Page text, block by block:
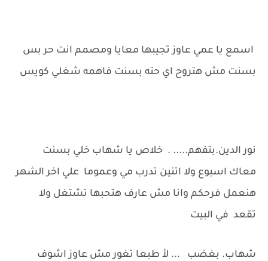
اسمع يا عمي عاوز تجيبها معايا ومصمم انت حر بس
بسنت مش هتروح اي حته بسنت فاهمه شغلي كويس
نور الدين.بتفهم..... . خلاص يا شهاب خلي بسنت
معاك اسبوع ولا اتنين تدرب مي وعموما علي اخر الشهر
هنعمل فرحكم وانا مش عارف هتحبها تشتغل ولا
تقعد في البيت
شهاب. بغضب ... لأ طبعا تغور مش عاوز اشوف